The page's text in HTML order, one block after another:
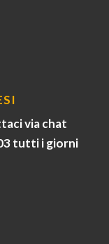
via chat
tutti i giorni